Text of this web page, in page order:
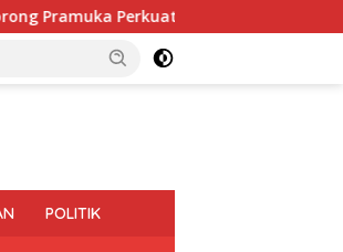
Perkuat Karakter Generasi Muda
POLITIK